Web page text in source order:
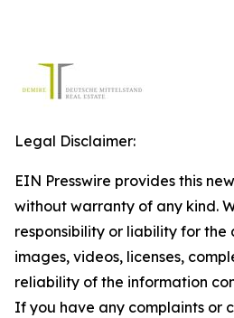
Legal Disclaimer:
EIN Presswire provides this
without warranty of any kind.
responsibility or liability for the
images, videos, licenses,
reliability of the information
If you have any complaints or